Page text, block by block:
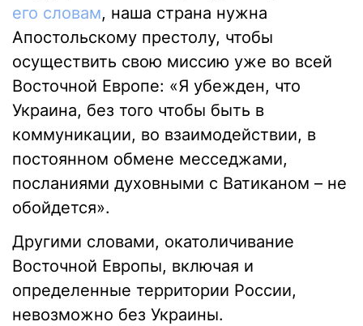
его словам, наша страна нужна
Апостольскому престолу, чтобы
осуществить свою миссию уже во всей
Восточной Европе: «Я убежден, что
Украина, без того чтобы быть в
коммуникации, во взаимодействии, в
постоянном обмене месседжами,
посланиями духовными с Ватиканом – не
обойдется».
Другими словами, окатоличивание
Восточной Европы, включая и
определенные территории России,
невозможно без Украины.